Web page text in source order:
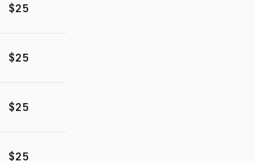
$25
$25
$25
$25